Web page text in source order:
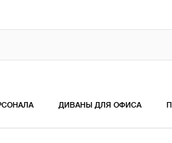
ДИВАНЫ ДЛЯ ОФИСА